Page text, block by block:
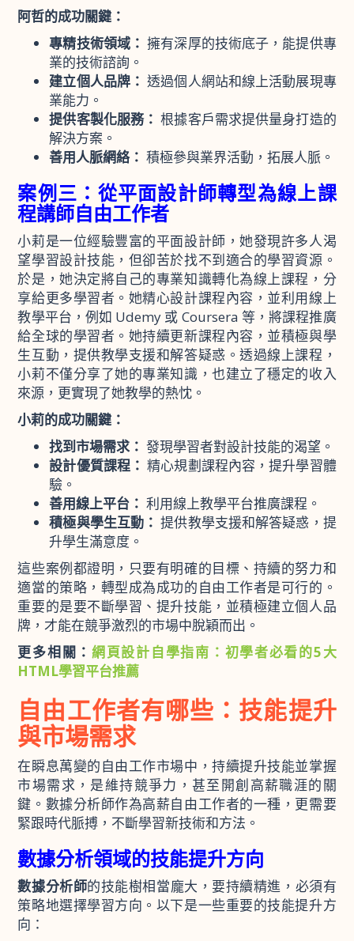
阿哲的成功關鍵：
專精技術領域： 擁有深厚的技術底子，能提供專
業的技術諮詢。
建立個人品牌： 透過個人網站和線上活動展現專
業能力。
提供客製化服務： 根據客戶需求提供量身打造的
解決方案。
善用人脈網絡： 積極參與業界活動，拓展人脈。
案例三：從平面設計師轉型為線上課
程講師自由工作者
小莉是一位經驗豐富的平面設計師，她發現許多人渴
望學習設計技能，但卻苦於找不到適合的學習資源。
於是，她決定將自己的專業知識轉化為線上課程，分
享給更多學習者。她精心設計課程內容，並利用線上
教學平台，例如 Udemy 或 Coursera 等，將課程推廣
給全球的學習者。她持續更新課程內容，並積極與學
生互動，提供教學支援和解答疑惑。透過線上課程，
小莉不僅分享了她的專業知識，也建立了穩定的收入
來源，更實現了她教學的熱忱。
小莉的成功關鍵：
找到市場需求： 發現學習者對設計技能的渴望。
設計優質課程： 精心規劃課程內容，提升學習體
驗。
善用線上平台： 利用線上教學平台推廣課程。
積極與學生互動： 提供教學支援和解答疑惑，提
升學生滿意度。
這些案例都證明，只要有明確的目標、持續的努力和
適當的策略，轉型成為成功的自由工作者是可行的。
重要的是要不斷學習、提升技能，並積極建立個人品
牌，才能在競爭激烈的市場中脫穎而出。
更多相關：網頁設計自學指南：初學者必看的5大
HTML學習平台推薦
自由工作者有哪些：技能提升
與市場需求
在瞬息萬變的自由工作市場中，持續提升技能並掌握
市場需求，是維持競爭力，甚至開創高薪職涯的關
鍵。數據分析師作為高薪自由工作者的一種，更需要
緊跟時代脈搏，不斷學習新技術和方法。
數據分析領域的技能提升方向
數據分析師的技能樹相當龐大，要持續精進，必須有
策略地選擇學習方向。以下是一些重要的技能提升方
向：